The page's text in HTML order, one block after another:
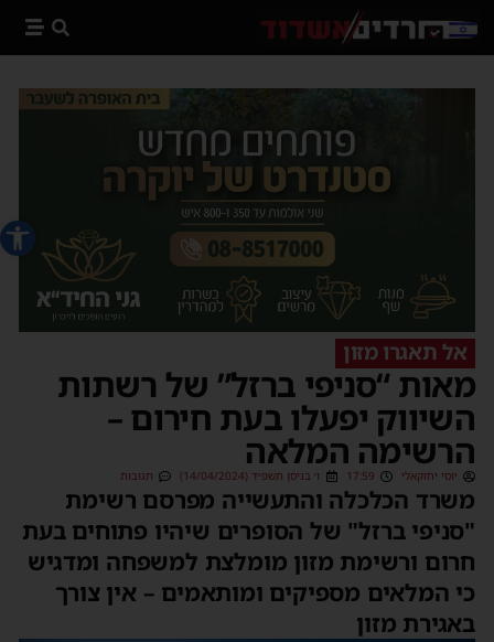
פתח
אל תאגרו מזון
מאות “סניפי ברזל” של רשתות
השיווק יפעלו בעת חירום –
הרשימה המלאה
יוסי יחזקאלי 17:59 ו׳ בניסן תשפ״ד (14/04/2024) תגובות
משרד הכלכלה והתעשייה מפרסם רשימת
"סניפי ברזל" של הסופרים שיהיו פתוחים בעת
חרום ורשימת מזון מומלצת למשפחה ומדגיש
כי המלאים מספיקים ומותאמים – אין צורך
באגירת מזון